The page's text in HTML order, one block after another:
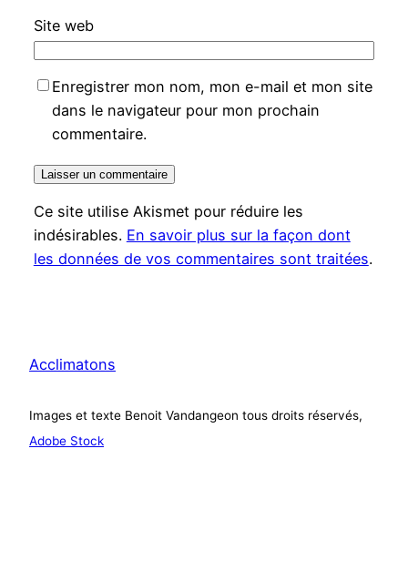
Site web
Enregistrer mon nom, mon e-mail et mon site
dans le navigateur pour mon prochain
commentaire.
Ce site utilise Akismet pour réduire les
indésirables. En savoir plus sur la façon dont
les données de vos commentaires sont traitées.
Acclimatons
Images et texte Benoit Vandangeon tous droits réservés,
Adobe Stock